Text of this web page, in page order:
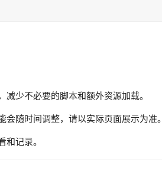
少不必要的脚本和额外资源加载。
随时间调整，请以实际页面展示为准。
记录。